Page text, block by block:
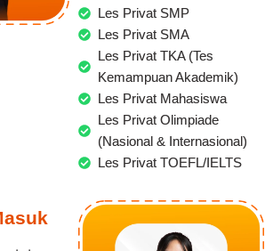
Les Privat SMP
Les Privat SMA
Les Privat TKA (Tes
Kemampuan Akademik)
Les Privat Mahasiswa
Les Privat Olimpiade
(Nasional & Internasional)
Les Privat TOEFL/IELTS